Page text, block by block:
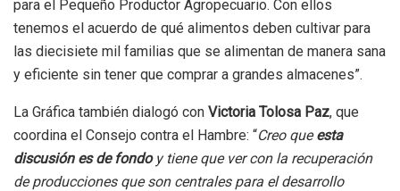
para el Pequeño Productor Agropecuario. Con ellos
tenemos el acuerdo de qué alimentos deben cultivar para
las diecisiete mil familias que se alimentan de manera sana
y eficiente sin tener que comprar a grandes almacenes”.
La Gráfica también dialogó con Victoria Tolosa Paz, que
coordina el Consejo contra el Hambre: “Creo queesta
discusión es de fondoy tiene que ver con la recuperación
de producciones que son centrales para el desarrollo